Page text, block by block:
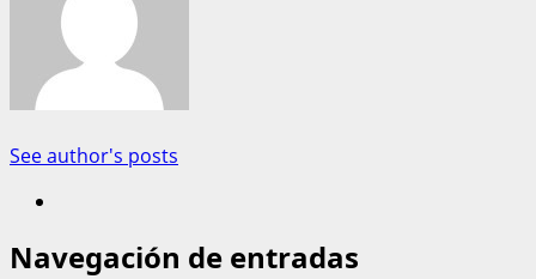
See author's posts
Navegación de entradas